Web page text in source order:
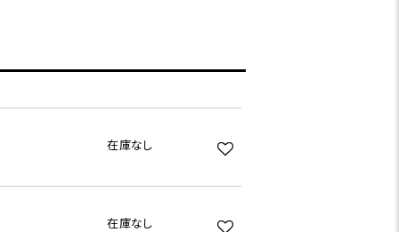
在庫なし
在庫なし